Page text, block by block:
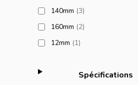
140mm (3products available
)
160mm (2products available
)
12mm (1products available
)
Spécifications